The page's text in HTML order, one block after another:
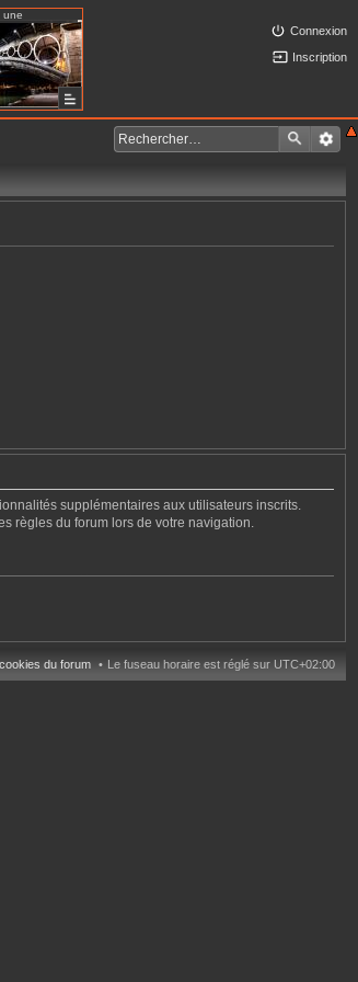
une
Connexion
Inscription
supplémentaires aux utilisateurs inscrits.
règles du forum lors de votre navigation.
Le fuseau horaire est réglé sur UTC+02:00
du forum